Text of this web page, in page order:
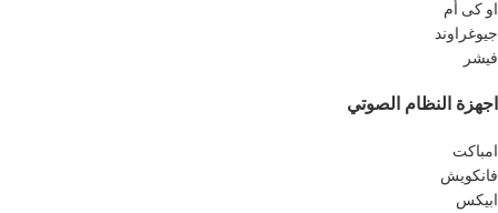
او كى أم
جيوغراوند
فيشر
اجهزة النظام الصوتي
امباكت
فانكويش
ابيكس